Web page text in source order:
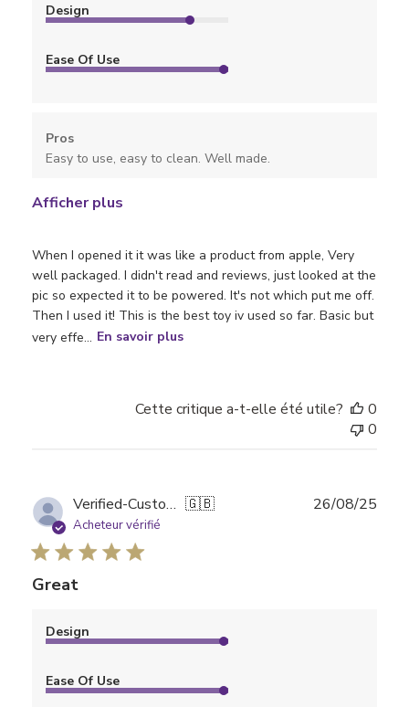
When I opened it it was like a product from apple, Very
well packaged. I didn't read and reviews, just looked at the
pic so expected it to be powered. It's not which put me off.
Then I used it! This is the best toy iv used so far. Basic but
very effe... En savoir plus
Design
Ease Of Use
Pros
Easy to use, easy to clean. Well made.
Afficher plus
Cette critique a-t-elle été utile?
0
0
Verified-Customer 🇬🇧
Acheteur vérifié
Great
Design
Ease Of Use
26/08/25